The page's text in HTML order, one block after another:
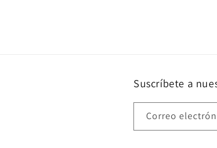
Suscríbete a
Correo